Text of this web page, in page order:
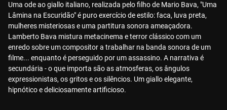
Uma ode ao giallo italiano, realizada pelo filho de Mario Bava, "Uma
Lâmina na Escuridão" é puro exercício de estilo: faca, luva preta,
mulheres misteriosas e uma partitura sonora ameaçadora.
Lamberto Bava mistura metacinema e terror clássico com um
enredo sobre um compositor a trabalhar na banda sonora de um
filme... enquanto é perseguido por um assassino. A narrativa é
secundária - o que importa são as atmosferas, os ângulos
expressionistas, os gritos e os silêncios. Um giallo elegante,
hipnótico e deliciosamente artificioso.